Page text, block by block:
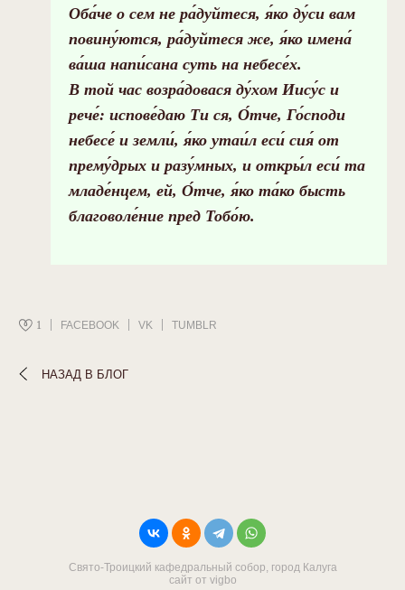
Оба́че о сем не ра́дуйтеся, я́ко ду́си вам
повину́ются, ра́дуйтеся же, я́ко имена́
ва́ша напи́сана суть на небесе́х.
В той час возра́довася ду́хом Иису́с и
рече́: испове́даю Ти ся, О́тче, Го́споди
небесе́ и земли́, я́ко утаи́л еси́ сия́ от
прему́дрых и разу́мных, и откры́л еси́ та
младе́нцем, ей, О́тче, я́ко та́ко бысть
благоволе́ние пред Тобо́ю.
1 FACEBOOK VK TUMBLR
НАЗАД В БЛОГ
Свято-Троицкий кафедральный собор, город Калуга
сайт от vigbo